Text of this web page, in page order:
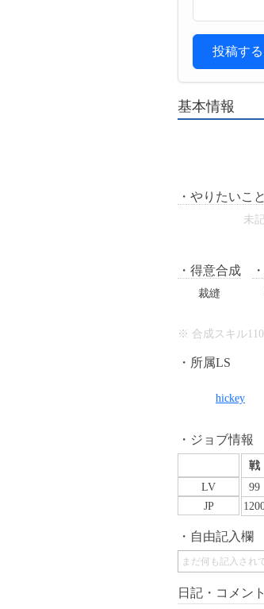
投稿する
基本情報
やり
未
得意合成
裁縫
※ 合成スキル
所属LS
hickey
ジョブ情報
戦
LV
99
JP
自由記入欄
まだ何も記入され
日記・コメン